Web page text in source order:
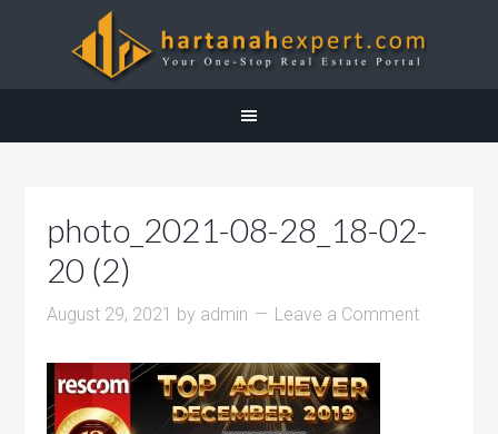
photo_2021-08-28_18-02-
20 (2)
August 29, 2021 by admin Leave a Comment